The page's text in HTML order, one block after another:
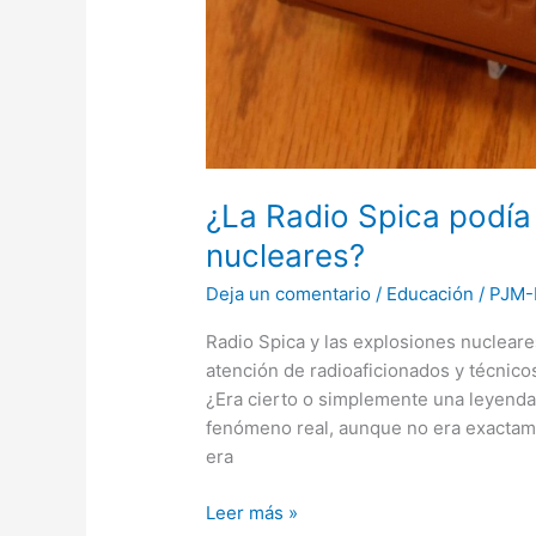
¿La Radio Spica
nucleares?
Deja un comentario / Educación / PJM-
Radio Spica y las explosiones
atención de radioaficionados y
¿Era cierto o simplemente una
fenómeno real, aunque no era
era
Leer más »